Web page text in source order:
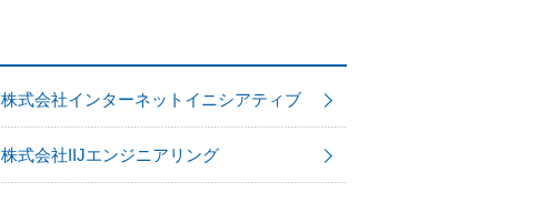
株式会社インターネットイニシアティブ
株式会社IIJエンジニアリング